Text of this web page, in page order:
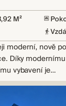
M²
moderní, nově
Díky
vybavení je…